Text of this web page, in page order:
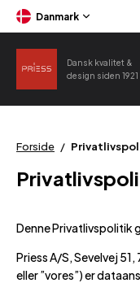
Danmark
Dansk kvalitet &
design siden 1921
Forside /
Denne Privatlivspolitik
Priess A/S, Sevelvej 51,
eller ”vores”) er